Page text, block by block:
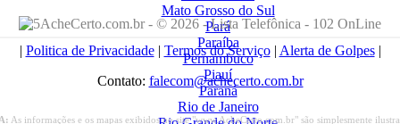
Mato Grosso do Sul
Pará
Paraíba
Pernambuco
Piauí
Paraná
Rio de Janeiro
AcheCerto.com.br - © 2026 - Lista Telefônica - 102 OnLine
| Politica de Privacidade| Termos do Serviço| Alerta de Golpes|
Contato: falecom@achecerto.com.br
As informações e os mapas exibidos no site "www.AcheCerto.com.br" são simplesmente